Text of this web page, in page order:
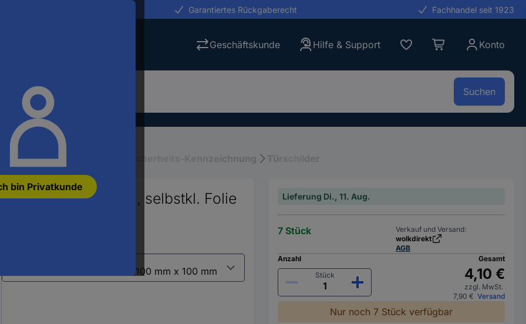
bin Privatkunde
Garantiertes Rückgaberecht Fachhandel seit 1923
Geschäftskunde Hilfe & Support Konto
Suchen
Schilder-, Sicherheits-Kennzeichnung Türschilder
selbstklebend, selbstkl. Folie
Lieferung Di., 11. Aug.
7 Stück
Verkauf und Versand:
wolkdirekt
AGB
Anzahl
Stück
Gesamt
4,10 €
zzgl. MwSt.
7,90 € Versand
Nur noch 7 Stück verfügbar